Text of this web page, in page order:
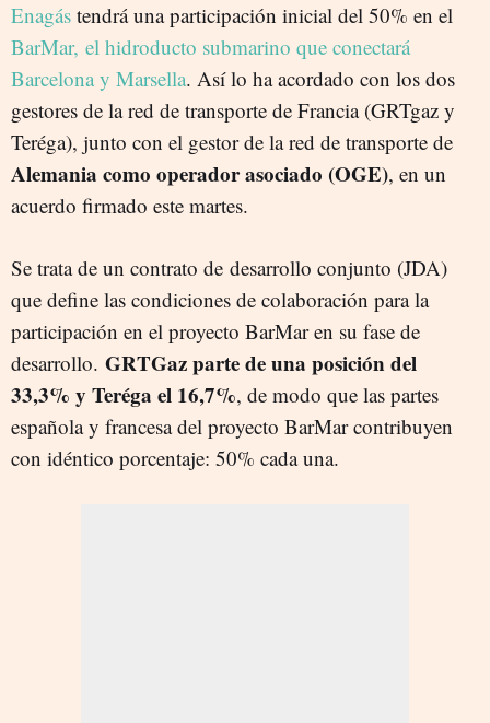
Enagás tendrá una participación inicial del 50% en el
BarMar, el hidroducto submarino que conectará
Barcelona y Marsella. Así lo ha acordado con los dos
gestores de la red de transporte de Francia (GRTgaz y
Teréga), junto con el gestor de la red de transporte de
Alemania como operador asociado (OGE), en un
acuerdo firmado este martes.
Se trata de un contrato de desarrollo conjunto (JDA)
que define las condiciones de colaboración para la
participación en el proyecto BarMar en su fase de
desarrollo. GRTGaz parte de una posición del
33,3% y Teréga el 16,7%, de modo que las partes
española y francesa del proyecto BarMar contribuyen
con idéntico porcentaje: 50% cada una.